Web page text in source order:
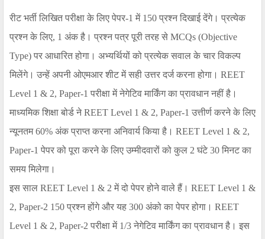
रीट भर्ती लिखित परीक्षा के लिए पेपर-1 में 150 प्रश्न दिखाई देंगे। प्रत्येक
प्रश्न के लिए, 1 अंक है। प्रश्न पत्र पूरी तरह से MCQs (Objective
Type) पर आधारित होगा। अभ्यर्थियों को प्रत्येक सवाल के चार विकल्प
मिलेंगे। उन्हें अपनी ओएमआर शीट में सही उत्तर दर्ज करना होगा। REET
Level 1 & 2, Paper-1 परीक्षा में नेगेटिव मार्किंग का प्रावधान नहीं है।
माध्यमिक शिक्षा बोर्ड ने REET Level 1 & 2, Paper-1 उत्तीर्ण करने के लिए
न्यूनतम 60% अंक प्राप्त करना अनिवार्य किया है। REET Level 1 & 2,
Paper-1 पेपर को पूरा करने के लिए उम्मीदवारों को कुल 2 घंटे 30 मिनट का
समय मिलेगा।
इस साल REET Level 1 & 2 में दो पेपर होने वाले हैं। REET Level 1 &
2, Paper-2 150 प्रश्न होंगे और यह 300 अंको का पेपर होगा। REET
Level 1 & 2, Paper-2 परीक्षा में 1/3 नेगेटिव मार्किंग का प्रावधान है। इस